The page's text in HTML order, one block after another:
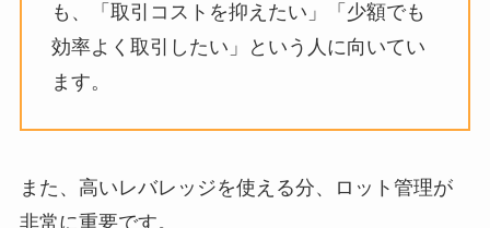
も、「取引コストを抑えたい」「少額でも
効率よく取引したい」という人に向いてい
ます。
また、高いレバレッジを使える分、ロット管理が
非常に重要です。